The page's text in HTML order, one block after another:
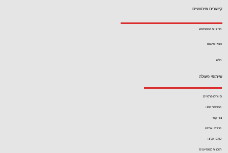
קישורים שימושיים
תנאי שימוש
מדיניות המשתמש
בלוג
שיתופי פעולה
תוכנית משפיענים
הסיפור שלנו
סיורים פרטיים
הדריכו איתנו
כתבו עלינו
צור קשר